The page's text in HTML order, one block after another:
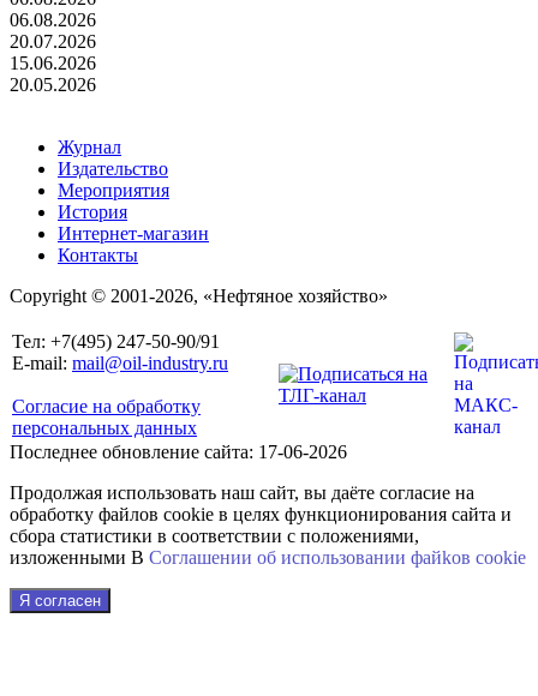
06.08.2026
20.07.2026
15.06.2026
20.05.2026
Журнал
Издательство
Мероприятия
История
Интернет-магазин
Контакты
Copyright © 2001-2026, «Нефтяное хозяйство»
Тел: +7(495) 247-50-90/91
E-mail: mail@oil-industry.ru
Согласие на обработку
персональных данных
Последнее обновление сайта: 17-06-2026
Продолжая использовать наш сайт, вы даёте согласие на
обработку файлов cookie в целях функционирования сайта и
сбора статистики в соответствии с положениями,
изложенными В Соглашении об использовании файkов cookie
Я согласен